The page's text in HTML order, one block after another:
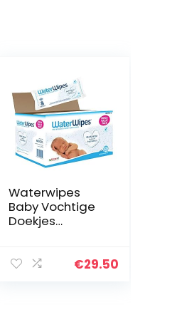
Waterwipes
Baby Vochtige
Doekjes
Doekjes
€29.50